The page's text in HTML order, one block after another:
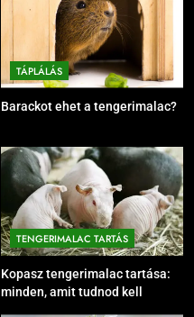
TÁPLÁLÁS
Barackot ehet a tengerimalac?
TENGERIMALAC TARTÁS
Kopasz tengerimalac tartása:
minden, amit tudnod kell